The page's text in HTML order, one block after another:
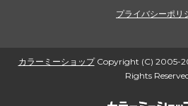
プライバシーポリ
カラーミーショップCopyright (C) 2005-
Rights